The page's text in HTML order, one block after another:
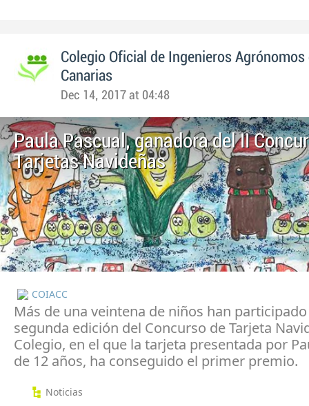
Colegio Oficial de Ingenieros Agrónomos
Canarias
Dec 14, 2017 at 04:48
Paula Pascual, ganadora del II
Tarjetas Navideñas
COIACC
Más de una veintena de niños han
segunda edición del Concurso de Tarjeta
Colegio, en el que la tarjeta presentada por
de 12 años, ha conseguido el primer premio.
Noticias